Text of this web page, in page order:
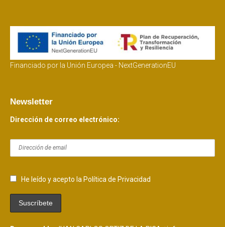
Financiado por la Unión Europea - NextGenerationEU
Newsletter
Dirección de correo electrónico:
He leído y acepto la Política de Privacidad